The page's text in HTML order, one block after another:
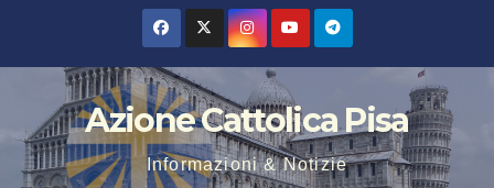
contenuto
Azione Cattolica Pisa
Informazioni & Notizie